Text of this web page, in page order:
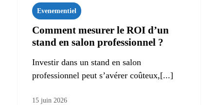
Evenementiel
Comment mesurer le ROI d’un
stand en salon professionnel ?
Investir dans un stand en salon
professionnel peut s’avérer coûteux,[...]
15 juin 2026